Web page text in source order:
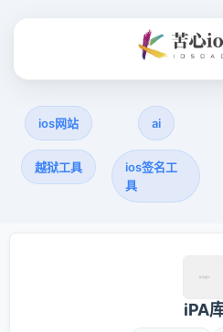
ios网站 ai
越狱工具
ios签名工
具
iPA